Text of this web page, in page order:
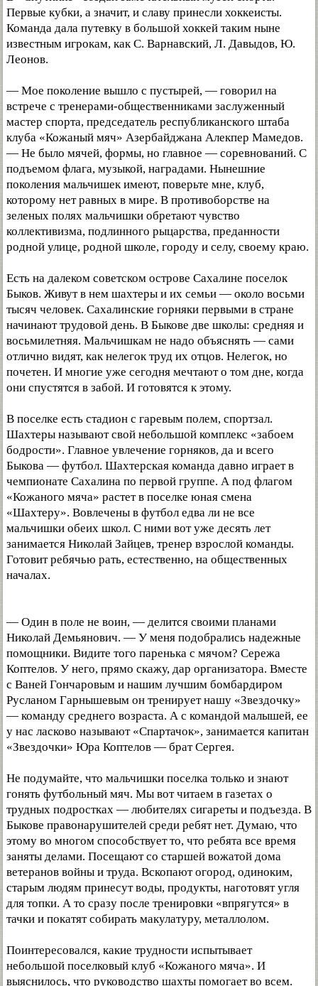
Первые кубки, а значит, и славу принесли хоккеисты.
Команда дала путевку в большой хоккей таким ныне
известным игрокам, как С. Варнавский, Л. Давыдов, Ю.
Леонов.
— Мое поколение вышло с пустырей, — говорил на
встрече с тренерами-общественниками заслуженный
мастер спорта, председатель республиканского штаба
клуба «Кожаный мяч» Азербайджана Алекпер Мамедов.
— Не было мячей, формы, но главное — соревнований. С
подъемом флага, музыкой, наградами. Нынешние
поколения мальчишек имеют, поверьте мне, клуб,
которому нет равных в мире. В противоборстве на
зеленых полях мальчишки обретают чувство
коллективизма, подлинного рыцарства, преданности
родной улице, родной школе, городу и селу, своему краю.
Есть на далеком советском острове Сахалине поселок
Быков. Живут в нем шахтеры и их семьи — около восьми
тысяч человек. Сахалинские горняки первыми в стране
начинают трудовой день. В Быкове две школы: средняя и
восьмилетняя. Мальчишкам не надо объяснять — сами
отлично видят, как нелегок труд их отцов. Нелегок, но
почетен. И многие уже сегодня мечтают о том дне, когда
они спустятся в забой. И готовятся к этому.
В поселке есть стадион с гаревым полем, спортзал.
Шахтеры называют свой небольшой комплекс «забоем
бодрости». Главное увлечение горняков, да и всего
Быкова — футбол. Шахтерская команда давно играет в
чемпионате Сахалина по первой группе. А под флагом
«Кожаного мяча» растет в поселке юная смена
«Шахтеру». Вовлечены в футбол едва ли не все
мальчишки обеих школ. С ними вот уже десять лет
занимается Николай Зайцев, тренер взрослой команды.
Готовит ребячью рать, естественно, на общественных
началах.
— Один в поле не воин, — делится своими планами
Николай Демьянович. — У меня подобрались надежные
помощники. Видите того паренька с мячом? Сережа
Коптелов. У него, прямо скажу, дар организатора. Вместе
с Ваней Гончаровым и нашим лучшим бомбардиром
Русланом Гарнышевым он тренирует нашу «Звездочку»
— команду среднего возраста. А с командой малышей, ее
у нас ласково называют «Спартачок», занимается капитан
«Звездочки» Юра Коптелов — брат Сергея.
Не подумайте, что мальчишки поселка только и знают
гонять футбольный мяч. Мы вот читаем в газетах о
трудных подростках — любителях сигареты и подъезда. В
Быкове правонарушителей среди ребят нет. Думаю, что
этому во многом способствует то, что ребята все время
заняты делами. Посещают со старшей вожатой дома
ветеранов войны и труда. Вскопают огород, одиноким,
старым людям принесут воды, продукты, наготовят угля
для топки. А то сразу после тренировки «впрягутся» в
тачки и покатят собирать макулатуру, металлолом.
Поинтересовался, какие трудности испытывает
небольшой поселковый клуб «Кожаного мяча». И
выяснилось, что руководство шахты помогает во всем.